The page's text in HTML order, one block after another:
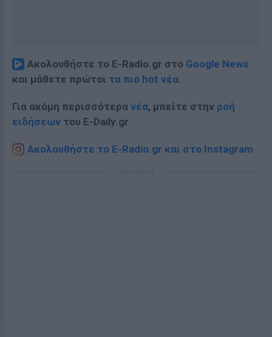
Ακολουθήστε το E-Radio.gr στο Google News
και μάθετε πρώτοι τα πιο hot νέα.
Για ακόμη περισσότερα νέα, μπείτε στην ροή
ειδήσεων του E-Daily.gr
Ακολουθήστε το E-Radio.gr και στο Instagram